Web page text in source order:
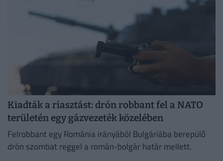
Kiadták a riasztást: drón robbant fel a NATO
területén egy gázvezeték közelében
Felrobbant egy Románia irányából Bulgáriába berepülő
drón szombat reggel a román-bolgár határ mellett.